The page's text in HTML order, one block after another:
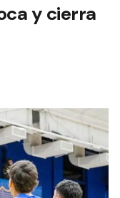
y cierra